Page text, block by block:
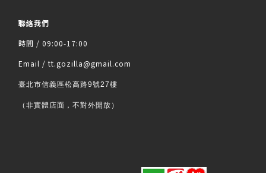
聯絡我們
時間 / 09:00-17:00
Email / tt.gozilla@gmail.com
臺北市信義區松高路9號27樓
（非實體店面，不對外開放）